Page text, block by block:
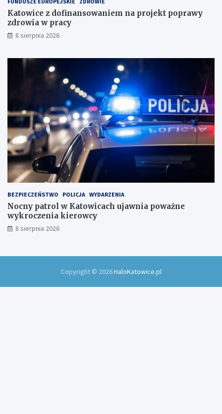
d
o
w
i
u
Katowice z dofinansowaniem na projekt poprawy
zdrowia w pracy
8 sierpnia 2026
BEZPIECZEŃSTWO POLICJA WYDARZENIA
Nocny patrol w Katowicach ujawnia poważne
wykroczenia kierowcy
8 sierpnia 2026
Copyright © 2026HaloKatowice.pl